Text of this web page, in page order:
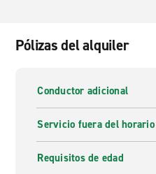
Pólizas del alquiler
Conductor adicional
Servicio fuera del
Requisitos de edad